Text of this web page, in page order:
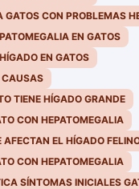
GATOS CON PROBLEMAS
EN GATOS
EN GATOS
CAUSAS
TIENE HÍGADO GRANDE
CON HEPATOMEGALIA
AFECTAN EL HÍGADO
CON HEPATOMEGALIA
SÍNTOMAS INICIALES